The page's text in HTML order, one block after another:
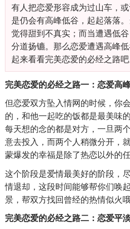
有人把恋爱形容成为过山车，
是仍会有高峰低谷，起起落落
觉得甜到不真实；而当遭遇低
分道扬镳。那么恋爱遭遇高峰
起来看看完美恋爱的必经之路吧
完美恋爱的必经之路一：恋爱高
但恋爱双方坠入情网的时候，你
的，和他一起吃的饭都是最美味
每天想的念的都是对方，一旦两
意去投入，而两个人稍微分开，
蒙爆发的幸福是除了热恋以外的
这个阶段是爱情最美好的阶段，
情退却，这段时间能够帮你们唤
景，帮双方找回曾经的热情似火哦
完美恋爱的必经之路二：恋爱平